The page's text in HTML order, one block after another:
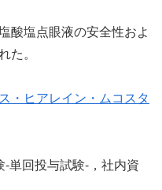
酸塩点眼液の安全性およ
た。
・ヒアレイン・ムコスタ
単回投与試験-，社内資